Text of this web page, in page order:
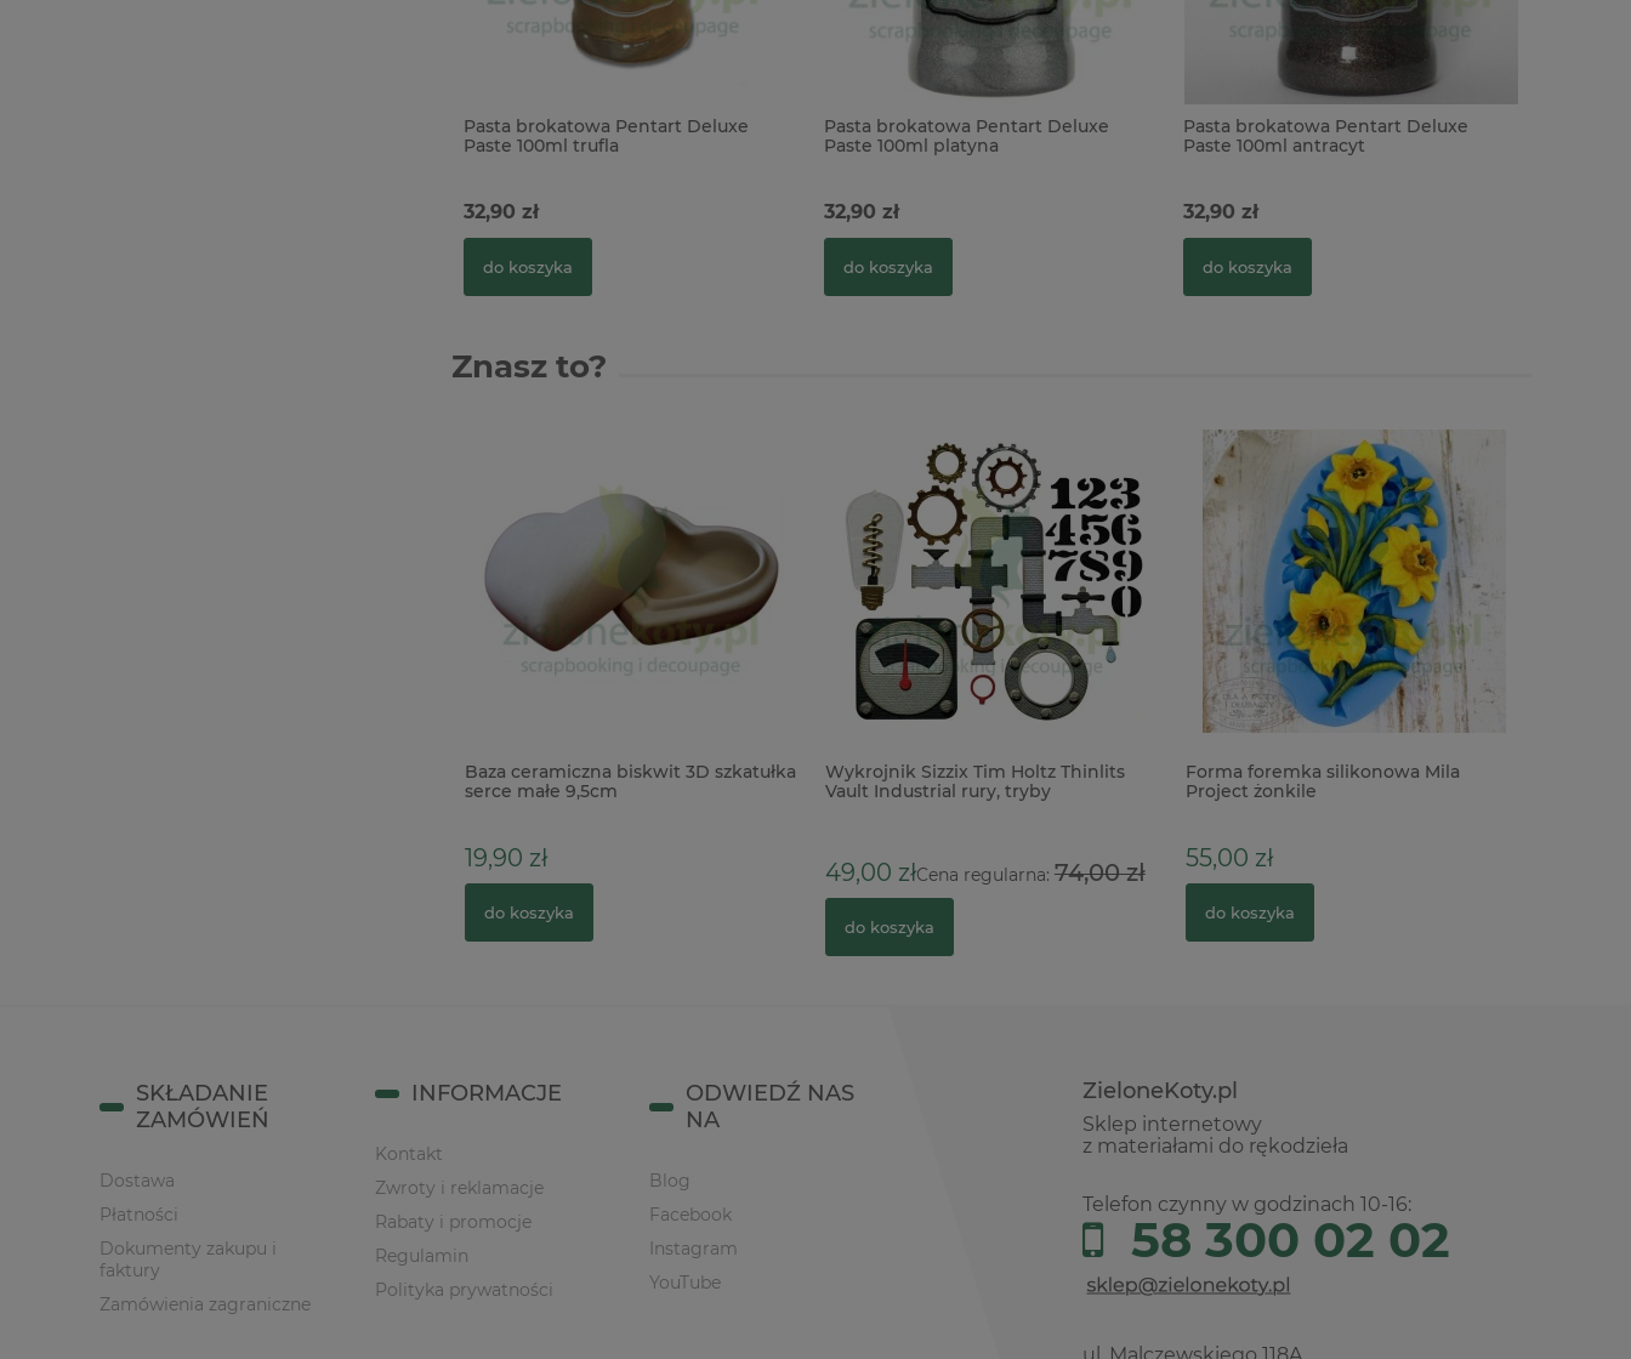
Pasta brokatowa Pentart Deluxe
Paste 100ml trufla
32,90 zł
do koszyka
Pasta brokatowa Pentart Deluxe
Paste 100ml platyna
32,90 zł
do koszyka
Pasta brokatowa Pentart Deluxe
Paste 100ml antracyt
32,90 zł
do koszyka
Znasz to?
Baza ceramiczna biskwit 3D szkatułka
serce małe 9,5cm
19,90 zł
do koszyka
Wykrojnik Sizzix Tim Holtz Thinlits
Vault Industrial rury, tryby
49,00 złCena regularna: 74,00 zł
do koszyka
Forma foremka silikonowa Mila
Project żonkile
55,00 zł
do koszyka
ZieloneKoty.pl
Sklep internetowy
z materiałami do rękodzieła
Telefon czynny w godzinach 10-16:
58 300 02 02
SKŁADANIE
ZAMÓWIEŃ
Dostawa
Płatności
Dokumenty zakupu i
faktury
Zamówienia zagraniczne
INFORMACJE
Kontakt
Zwroty i reklamacje
Rabaty i promocje
Regulamin
Polityka prywatności
ODWIEDŹ NAS
NA
Blog
Facebook
Instagram
YouTube